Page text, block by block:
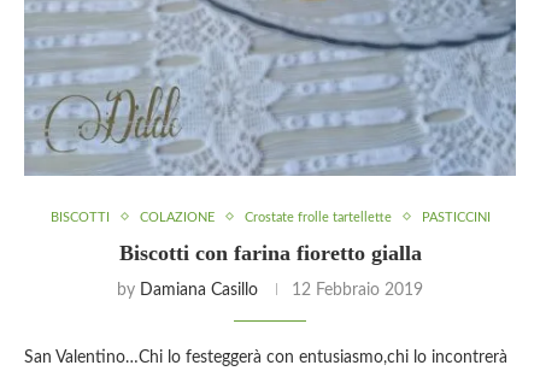
BISCOTTI COLAZIONE Crostate frolle tartellette PASTICCINI
Biscotti con farina fioretto gialla
by Damiana Casillo 12 Febbraio 2019
San Valentino…Chi lo festeggerà con entusiasmo,chi lo incontrerà